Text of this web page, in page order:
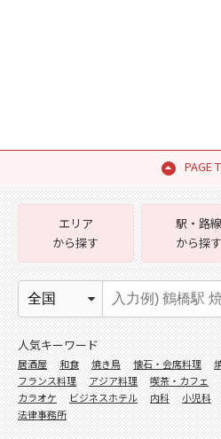
PAGE
エリア
から探す
駅・路線
から探す
人気キーワード
居酒屋 和食 焼き鳥 懐石・会席料理
フランス料理
アジア料理 喫茶・カフェ
カラオケ
ビジネスホテル 内科 小児科
法律事務所